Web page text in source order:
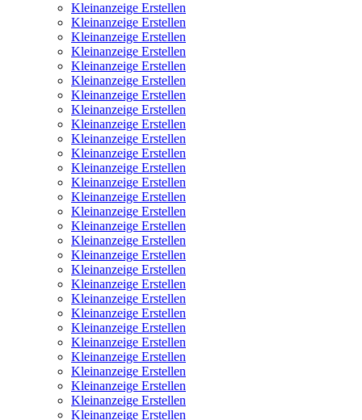
Kleinanzeige Erstellen
Kleinanzeige Erstellen
Kleinanzeige Erstellen
Kleinanzeige Erstellen
Kleinanzeige Erstellen
Kleinanzeige Erstellen
Kleinanzeige Erstellen
Kleinanzeige Erstellen
Kleinanzeige Erstellen
Kleinanzeige Erstellen
Kleinanzeige Erstellen
Kleinanzeige Erstellen
Kleinanzeige Erstellen
Kleinanzeige Erstellen
Kleinanzeige Erstellen
Kleinanzeige Erstellen
Kleinanzeige Erstellen
Kleinanzeige Erstellen
Kleinanzeige Erstellen
Kleinanzeige Erstellen
Kleinanzeige Erstellen
Kleinanzeige Erstellen
Kleinanzeige Erstellen
Kleinanzeige Erstellen
Kleinanzeige Erstellen
Kleinanzeige Erstellen
Kleinanzeige Erstellen
Kleinanzeige Erstellen
Kleinanzeige Erstellen